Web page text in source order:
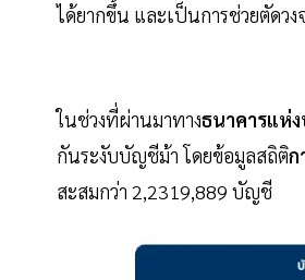
ได้ยากขึ้น และเป็นการช่วยตัดว
ในช่วงที่ผ่านมาทางธนาคารแห่
กันระงับบัญชีม้า โดยข้อมูลสถิติก
สะสมกว่า 2,2319,889 บัญชี